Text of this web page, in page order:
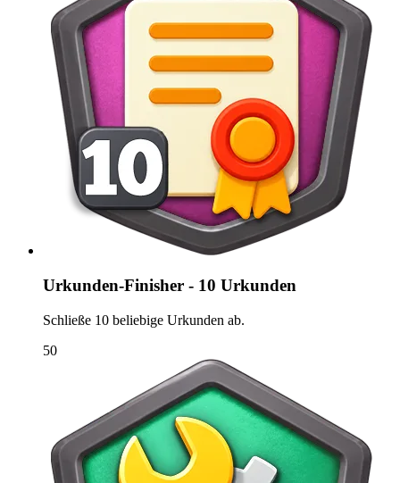
Urkunden-Finisher - 10 Urkunden
Schließe 10 beliebige Urkunden ab.
50